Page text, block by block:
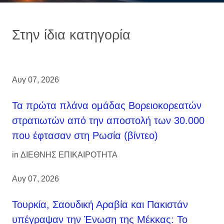
Στην ίδια κατηγορία
Αυγ 07, 2026
Τα πρώτα πλάνα ομάδας Βορειοκορεατών
στρατιωτών από την αποστολή των 30.000
που έφτασαν στη Ρωσία (βίντεο)
in ΔΙΕΘΝΗΣ ΕΠΙΚΑΙΡΟΤΗΤΑ
Αυγ 07, 2026
Τουρκία, Σαουδική Αραβία και Πακιστάν
υπέγραψαν την Ένωση της Μέκκας: Το